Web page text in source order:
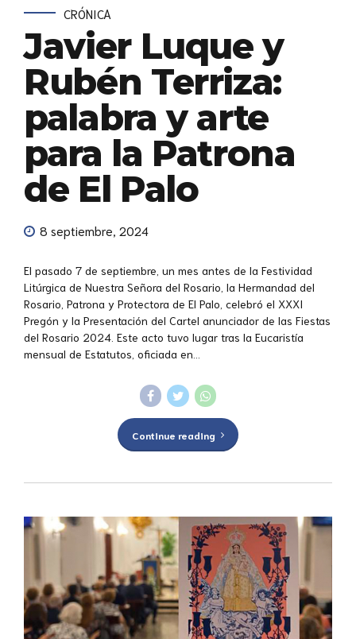
CRÓNICA
Javier Luque y
Rubén Terriza:
palabra y arte
para la Patrona
de El Palo
8 septiembre, 2024
El pasado 7 de septiembre, un mes antes de la Festividad
Litúrgica de Nuestra Señora del Rosario, la Hermandad del
Rosario, Patrona y Protectora de El Palo, celebró el XXXI
Pregón y la Presentación del Cartel anunciador de las Fiestas
del Rosario 2024. Este acto tuvo lugar tras la Eucaristía
mensual de Estatutos, oficiada en...
Continue reading